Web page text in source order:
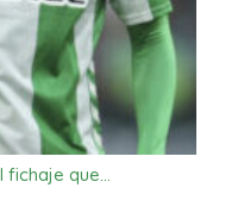
fichaje que…